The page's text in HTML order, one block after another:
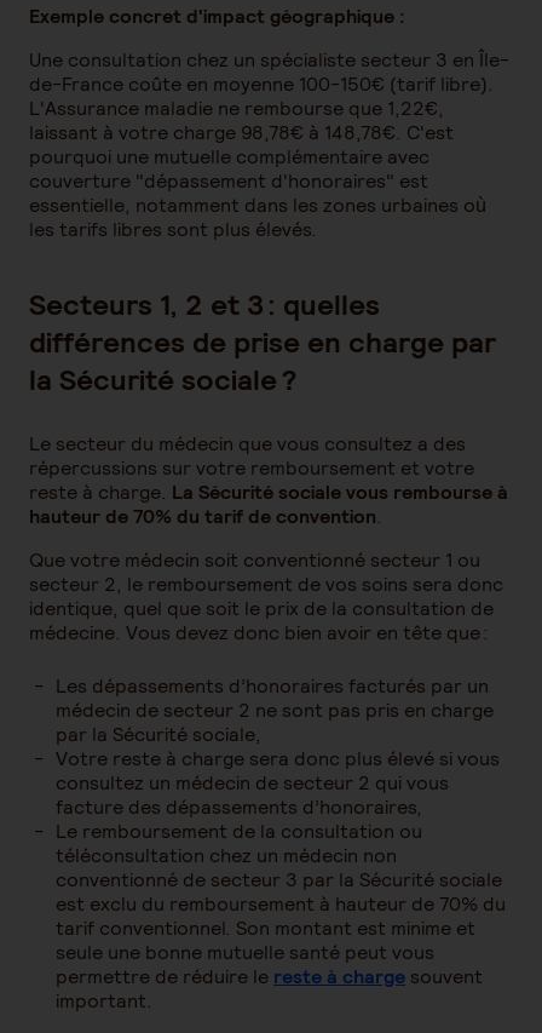
Exemple concret d'impact géographique :
Une consultation chez un spécialiste secteur 3 en Île-
de-France coûte en moyenne 100-150€ (tarif libre).
L'Assurance maladie ne rembourse que 1,22€,
laissant à votre charge 98,78€ à 148,78€. C'est
pourquoi une mutuelle complémentaire avec
couverture "dépassement d'honoraires" est
essentielle, notamment dans les zones urbaines où
les tarifs libres sont plus élevés.
Secteurs 1, 2 et 3 : quelles
différences de prise en charge par
la Sécurité sociale ?
Le secteur du médecin que vous consultez a des
répercussions sur votre remboursement et votre
reste à charge. La Sécurité sociale vous rembourse à
hauteur de 70% du tarif de convention.
Que votre médecin soit conventionné secteur 1 ou
secteur 2, le remboursement de vos soins sera donc
identique, quel que soit le prix de la consultation de
médecine. Vous devez donc bien avoir en tête que :
Les dépassements d’honoraires facturés par un
médecin de secteur 2 ne sont pas pris en charge
par la Sécurité sociale,
Votre reste à charge sera donc plus élevé si vous
consultez un médecin de secteur 2 qui vous
facture des dépassements d’honoraires,
Le remboursement de la consultation ou
téléconsultation chez un médecin non
conventionné de secteur 3 par la Sécurité sociale
est exclu du remboursement à hauteur de 70% du
tarif conventionnel. Son montant est minime et
seule une bonne mutuelle santé peut vous
permettre de réduire le reste à charge souvent
important.